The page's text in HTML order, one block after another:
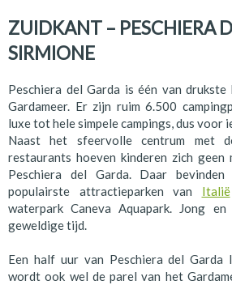
ZUIDKANT – PESCHIERA
SIRMIONE
Peschiera del Garda is één van drukste
Gardameer. Er zijn ruim 6.500
luxe tot hele simpele campings, dus voor
Naast het sfeervolle centrum met
restaurants hoeven kinderen zich geen
Peschiera del Garda. Daar
populairste attractieparken van Italië
waterpark Caneva Aquapark. Jong
geweldige tijd.
Een half uur van Peschiera del Garda
wordt ook wel de parel van het